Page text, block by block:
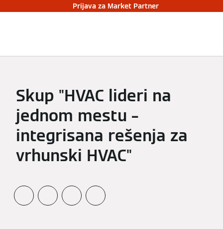
Prijava za Market Partner
Skup "HVAC lideri na
jednom mestu –
integrisana rešenja za
vrhunski HVAC"